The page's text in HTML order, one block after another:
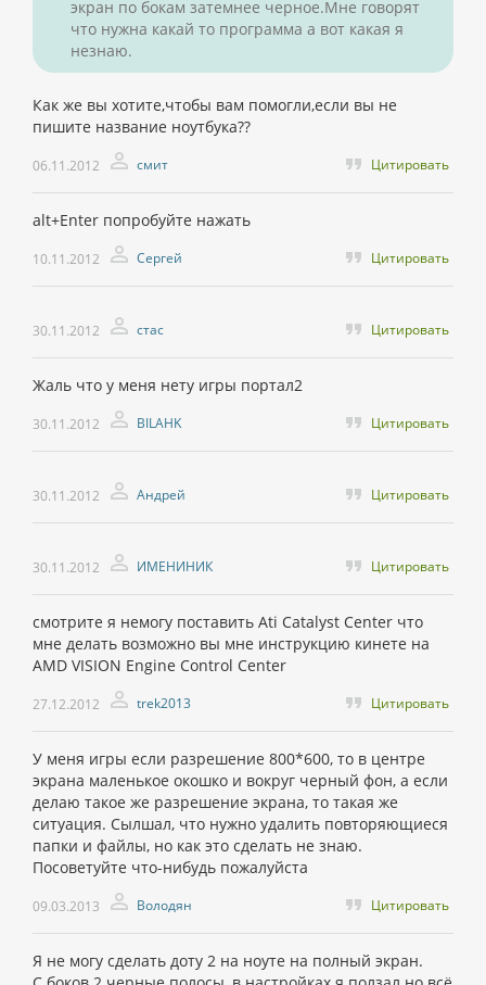
экран по бокам затемнее черное.Мне говорят
что нужна какай то программа а вот какая я
незнаю.
Как же вы хотите,чтобы вам помогли,если вы не
пишите название ноутбука??
06.11.2012 смит Цитировать
alt+Enter попробуйте нажать
10.11.2012 Сергей Цитировать
30.11.2012 стас Цитировать
Жаль что у меня нету игры портал2
30.11.2012 BILAHK Цитировать
30.11.2012 Андрей Цитировать
30.11.2012 ИМЕНИНИК Цитировать
смотрите я немогу поставить Ati Catalyst Center что
мне делать возможно вы мне инструкцию кинете на
AMD VISION Engine Control Center
27.12.2012 trek2013 Цитировать
У меня игры если разрешение 800*600, то в центре
экрана маленькое окошко и вокруг черный фон, а если
делаю такое же разрешение экрана, то такая же
ситуация. Сылшал, что нужно удалить повторяющиеся
папки и файлы, но как это сделать не знаю.
Посоветуйте что-нибудь пожалуйста
09.03.2013 Володян Цитировать
Я не могу сделать доту 2 на ноуте на полный экран.